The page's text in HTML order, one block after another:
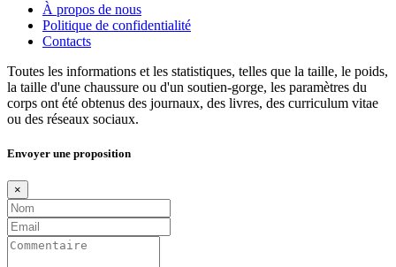
À propos de nous
Politique de confidentialité
Contacts
Toutes les informations et les statistiques, telles que la taille, le poids,
la taille d'une chaussure ou d'un soutien-gorge, les paramètres du
corps ont été obtenus des journaux, des livres, des curriculum vitae
ou des réseaux sociaux.
Envoyer une proposition
×